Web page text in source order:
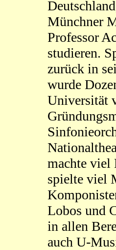
Münchner
Professor
studieren.
zurück in
wurde
Universität
machte viel
spielte viel
Lobos und
in allen
auch U-